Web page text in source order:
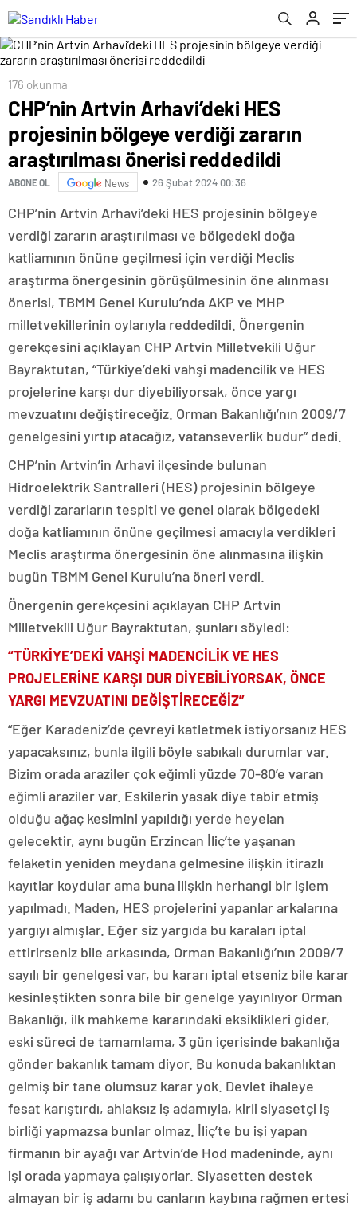
176 okunma
CHP’nin Artvin Arhavi’deki HES
projesinin bölgeye verdiği zararın
araştırılması önerisi reddedildi
ABONE OL News 26 Şubat 2024 00:36
CHP’nin Artvin Arhavi’deki HES projesinin bölgeye
verdiği zararın araştırılması ve bölgedeki doğa
katliamının önüne geçilmesi için verdiği Meclis
araştırma önergesinin görüşülmesinin öne alınması
önerisi, TBMM Genel Kurulu’nda AKP ve MHP
milletvekillerinin oylarıyla reddedildi. Önergenin
gerekçesini açıklayan CHP Artvin Milletvekili Uğur
Bayraktutan, “Türkiye’deki vahşi madencilik ve HES
projelerine karşı dur diyebiliyorsak, önce yargı
mevzuatını değiştireceğiz. Orman Bakanlığı’nın 2009/7
genelgesini yırtıp atacağız, vatanseverlik budur” dedi.
CHP’nin Artvin’in Arhavi ilçesinde bulunan
Hidroelektrik Santralleri (HES) projesinin bölgeye
verdiği zararların tespiti ve genel olarak bölgedeki
doğa katliamının önüne geçilmesi amacıyla verdikleri
Meclis araştırma önergesinin öne alınmasına ilişkin
bugün TBMM Genel Kurulu’na öneri verdi.
Önergenin gerekçesini açıklayan CHP Artvin
Milletvekili Uğur Bayraktutan, şunları söyledi:
“TÜRKİYE’DEKİ VAHŞİ MADENCİLİK VE HES
PROJELERİNE KARŞI DUR DİYEBİLİYORSAK, ÖNCE
YARGI MEVZUATINI DEĞİŞTİRECEĞİZ”
“Eğer Karadeniz’de çevreyi katletmek istiyorsanız HES
yapacaksınız, bunla ilgili böyle sabıkalı durumlar var.
Bizim orada araziler çok eğimli yüzde 70-80’e varan
eğimli araziler var. Eskilerin yasak diye tabir etmiş
olduğu ağaç kesimini yapıldığı yerde heyelan
gelecektir, aynı bugün Erzincan İliç’te yaşanan
felaketin yeniden meydana gelmesine ilişkin itirazlı
kayıtlar koydular ama buna ilişkin herhangi bir işlem
yapılmadı. Maden, HES projelerini yapanlar arkalarına
yargıyı almışlar. Eğer siz yargıda bu karaları iptal
ettirirseniz bile arkasında, Orman Bakanlığı’nın 2009/7
sayılı bir genelgesi var, bu kararı iptal etseniz bile karar
kesinleştikten sonra bile bir genelge yayınlıyor Orman
Bakanlığı, ilk mahkeme kararındaki eksiklikleri gider,
eski süreci de tamamlama, 3 gün içerisinde bakanlığa
gönder bakanlık tamam diyor. Bu konuda bakanlıktan
gelmiş bir tane olumsuz karar yok. Devlet ihaleye
fesat karıştırdı, ahlaksız iş adamıyla, kirli siyasetçi iş
birliği yapmazsa bunlar olmaz. İliç’te bu işi yapan
firmanın bir ayağı var Artvin’de Hod madeninde, aynı
işi orada yapmaya çalışıyorlar. Siyasetten destek
almayan bir iş adamı bu canların kaybına rağmen ertesi